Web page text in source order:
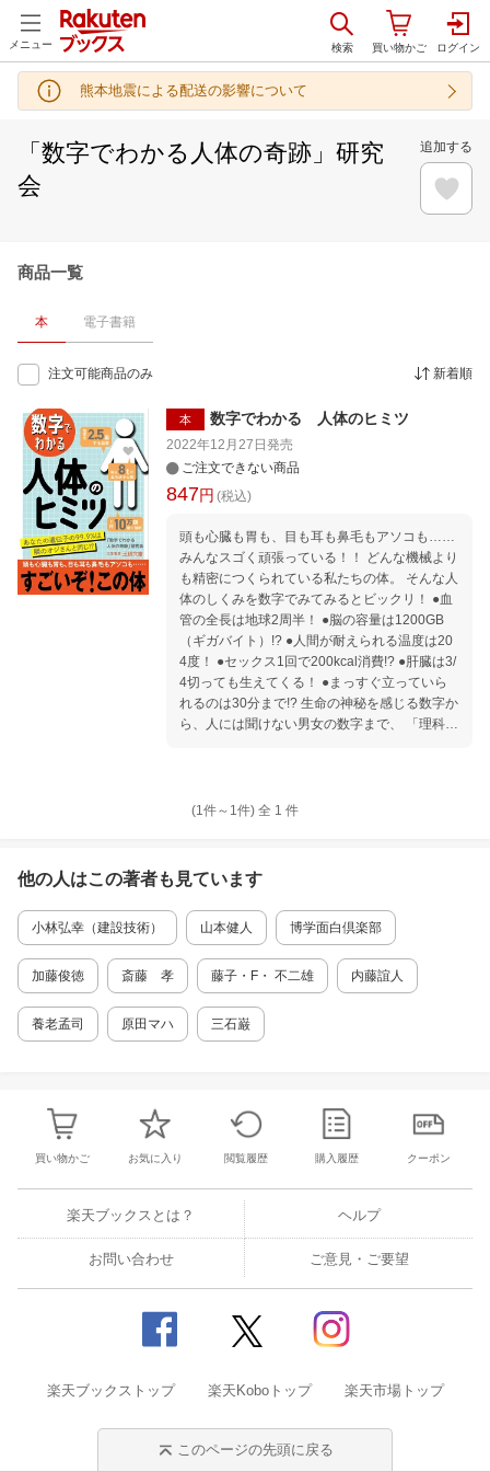
メニュー
熊本地震による配送の影響について
「数字でわかる人体の奇跡」研究
会
追加する
商品一覧
本 電子書籍
注文可能商品のみ 新着順
本 数字でわかる 人体のヒミツ
2022年12月27日 発売
ご注文できない商品
847円 (税込)
頭も心臓も胃も、目も耳も鼻毛もアソコも……
みんなスゴく頑張っている！！ どんな機械より
も精密につくられている私たちの体。 そんな人
体のしくみを数字でみてみるとビックリ！ ●血
管の全長は地球2周半！ ●脳の容量は1200GB
（ギガバイト）!? ●人間が耐えられる温度は20
4度！ ●セックス1回で200kcal消費!? ●肝臓は3/
4切っても生えてくる！ ●まっすぐ立っていら
れるのは30分まで!? 生命の神秘を感じる数字か
ら、人には聞けない男女の数字まで、 「理科」
(1件～ 1件) 全 1 件
他の人はこの著者も見ています
小林弘幸（建設技術） 山本健人 博学面白倶楽部
加藤俊徳 斎藤 孝 藤子・F・ 不二雄 内藤誼人
養老孟司 原田マハ 三石巌
買い物かご お気に入り 閲覧履歴 購入履歴 クーポン
楽天ブックスとは？ ヘルプ
お問い合わせ ご意見・ご要望
楽天ブックストップ 楽天Koboトップ 楽天市場トップ
このページの先頭に戻る